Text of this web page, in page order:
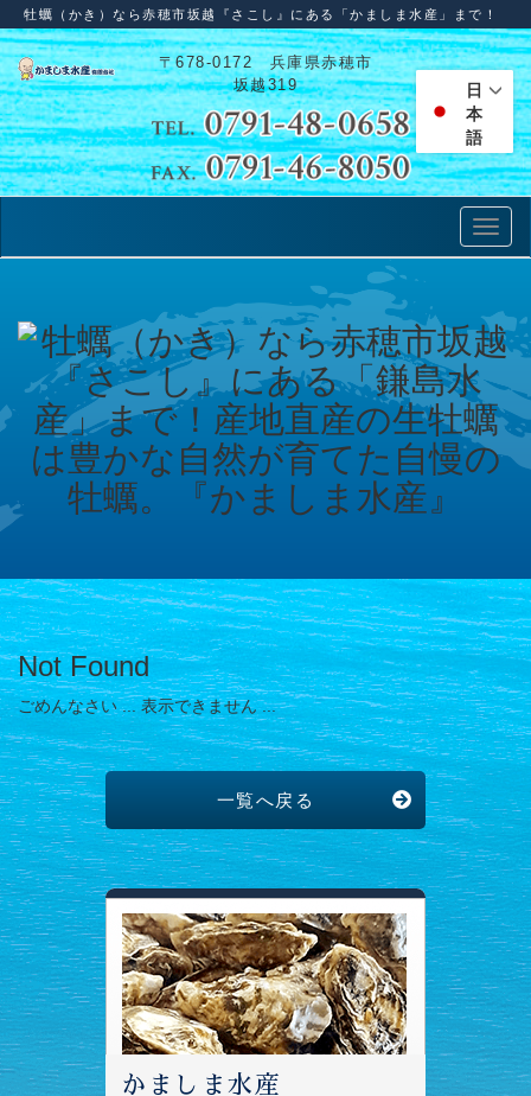
牡蠣（かき）なら赤穂市坂越『さこし』にある「かましま水産」まで！
〒678-0172 兵庫県赤穂市
坂越319
日
本
語
Not Found
ごめんなさい ... 表示できません ...
一覧へ戻る
かましま水産